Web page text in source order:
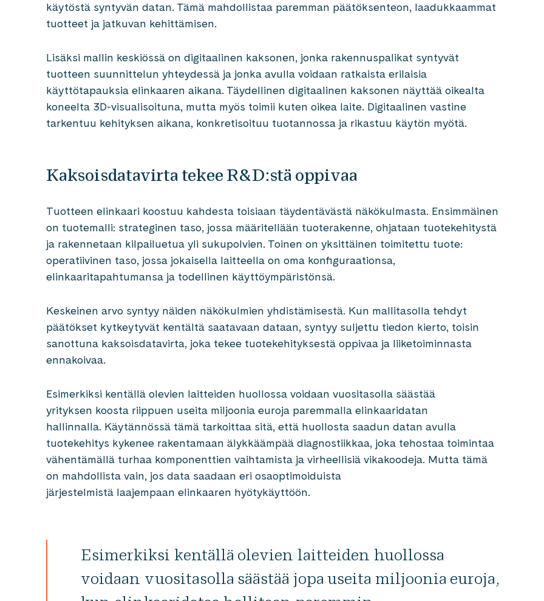
käytöstä syntyvän datan. Tämä mahdollistaa paremman päätöksenteon, laadukkaammat
tuotteet ja jatkuvan kehittämisen.
Lisäksi mallin keskiössä on digitaalinen kaksonen, jonka rakennuspalikat syntyvät
tuotteen suunnittelun yhteydessä ja jonka avulla voidaan ratkaista erilaisia
käyttötapauksia elinkaaren aikana. Täydellinen digitaalinen kaksonen näyttää oikealta
koneelta 3D-visualisoituna, mutta myös toimii kuten oikea laite. Digitaalinen vastine
tarkentuu kehityksen aikana, konkretisoituu tuotannossa ja rikastuu käytön myötä.
Kaksoisdatavirta tekee R&D:stä oppivaa
Tuotteen elinkaari koostuu kahdesta toisiaan täydentävästä näkökulmasta. Ensimmäinen
on tuotemalli: strateginen taso, jossa määritellään tuoterakenne, ohjataan tuotekehitystä
ja rakennetaan kilpailuetua yli sukupolvien. Toinen on yksittäinen toimitettu tuote:
operatiivinen taso, jossa jokaisella laitteella on oma konfiguraationsa,
elinkaaritapahtumansa ja todellinen käyttöympäristönsä.
Keskeinen arvo syntyy näiden näkökulmien yhdistämisestä. Kun mallitasolla tehdyt
päätökset kytkeytyvät kentältä saatavaan dataan, syntyy suljettu tiedon kierto, toisin
sanottuna kaksoisdatavirta, joka tekee tuotekehityksestä oppivaa ja liiketoiminnasta
ennakoivaa.
Esimerkiksi kentällä olevien laitteiden huollossa voidaan vuositasolla säästää
yrityksen koosta riippuen useita miljoonia euroja paremmalla elinkaaridatan
hallinnalla. Käytännössä tämä tarkoittaa sitä, että huollosta saadun datan avulla
tuotekehitys kykenee rakentamaan älykkäämpää diagnostiikkaa, joka tehostaa toimintaa
vähentämällä turhaa komponenttien vaihtamista ja virheellisiä vikakoodeja. Mutta tämä
on mahdollista vain, jos data saadaan eri osaoptimoiduista
järjestelmistä laajempaan elinkaaren hyötykäyttöön.
Esimerkiksi kentällä olevien laitteiden huollossa
voidaan vuositasolla säästää jopa useita miljoonia euroja,